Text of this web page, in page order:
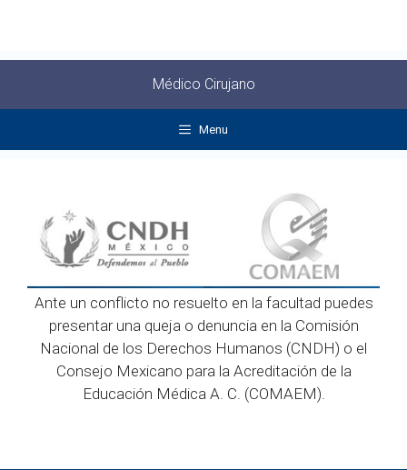
Médico Cirujano
Menu
Ante un conflicto no resuelto en la facultad puedes
presentar una queja o denuncia en la Comisión
Nacional de los Derechos Humanos (CNDH) o el
Consejo Mexicano para la Acreditación de la
Educación Médica A. C. (COMAEM).